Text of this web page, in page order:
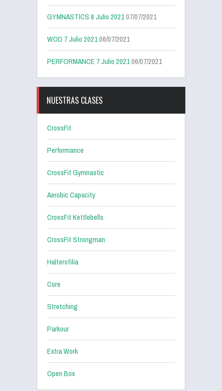
GYMNASTICS 8 Julio 202107/07/2021
WOD 7 Julio 202106/07/2021
PERFORMANCE 7 Julio 202106/07/2021
NUESTRAS CLASES
CrossFit
Performance
CrossFit Gymnastic
Aerobic Capacity
CrossFit Kettlebells
CrossFit Strongman
Halterofilia
Core
Stretching
Parkour
Extra Work
Open Box